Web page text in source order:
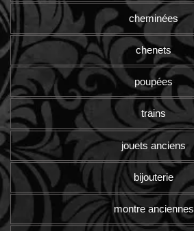
cheminées
chenets
poupées
trains
jouets anciens
bijouterie
montre anciennes